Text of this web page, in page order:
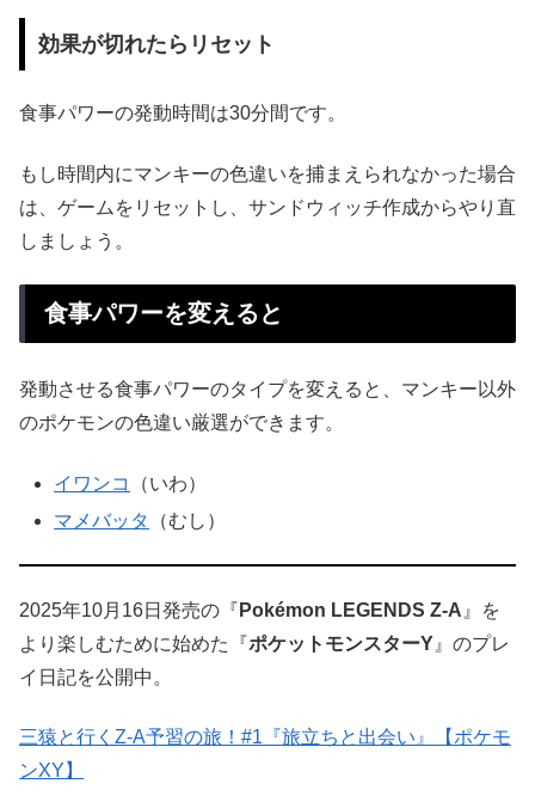
効果が切れたらリセット
食事パワーの発動時間は30分間です。
もし時間内にマンキーの色違いを捕まえられなかった場合
は、ゲームをリセットし、サンドウィッチ作成からやり直
しましょう。
食事パワーを変えると
発動させる食事パワーのタイプを変えると、マンキー以外
のポケモンの色違い厳選ができます。
イワンコ
（いわ）
マメバッタ
（むし）
2025年10月16日発売の『 Pokémon LEGENDS Z-A 』を
より楽しむために始めた『ポケットモンスターY 』のプレ
イ日記を公開中。
三猿と行くZ-A予習の旅！#1『旅立ちと出会い』【ポケモ
ンXY】